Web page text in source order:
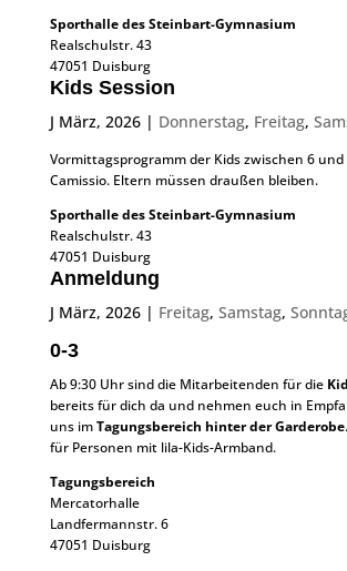
Sporthalle des Steinbart-Gymnasium
Realschulstr. 43
47051 Duisburg
Kids Session
J März, 2026| Donnerstag, Freitag,
Vormittagsprogramm der Kids zwischen 6 und
Camissio. Eltern müssen draußen bleiben.
Sporthalle des Steinbart-Gymnasium
Realschulstr. 43
47051 Duisburg
Anmeldung
J März, 2026| Freitag, Samstag,
0-3
Ab 9:30 Uhr sind die Mitarbeitenden für die
bereits für dich da und nehmen euch in
uns imTagungsbereich hinter der Garderobe
für Personen mit lila-Kids-Armband.
Tagungsbereich
Mercatorhalle
Landfermannstr. 6
47051 Duisburg